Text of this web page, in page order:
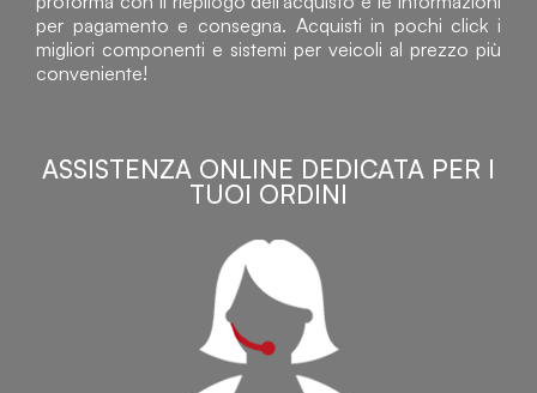
per pagamento e consegna. Acquisti in pochi click i
migliori componenti e sistemi per veicoli al prezzo più
conveniente!
ASSISTENZA ONLINE DEDICATA PER I
TUOI ORDINI